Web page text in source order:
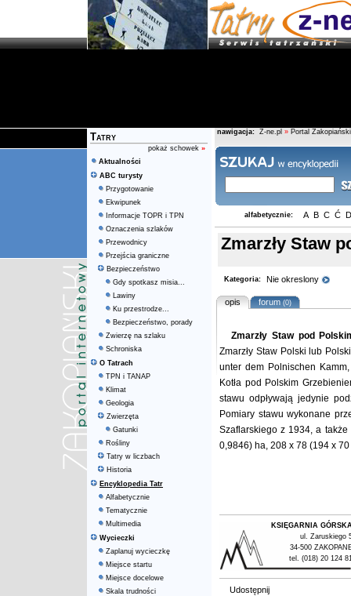
Tatry
pokaż schowek »
Aktualności
ABC turysty
Przygotowanie
Ekwipunek
Informacje TOPR i TPN
Oznaczenia szlaków
Przewodnicy
Przejścia graniczne
Bezpieczeństwo
Gdy spotkasz misia...
Lawiny
Ku przestrodze...
Bezpieczeństwo, porady
Zwierzę na szlaku
Schroniska
O Tatrach
TPN i TANAP
Klimat
Geologia
Zwierzęta
Gatunki
Rośliny
Tatry w liczbach
Historia
Encyklopedia Tatr
Alfabetycznie
Tematycznie
Multimedia
Wycieczki
Zaplanuj wycieczkę
Miejsce startu
Miejsce docelowe
Skala trudności
nawigacja: Z-ne.pl » Portal Zakopiański
alfabetycznie: A B C Ć D
Zmarzły Staw
Kategoria: Nie okreslony
opis forum(0)
Zmarzły Staw pod
Zmarzły Staw Polski lub
unter dem Polnischen
Kotła pod Polskim
stawu odpływają jedynie
Pomiary stawu wykonane
Szaflarskiego z 1934, a
0,9846) ha, 208 x 78 (194 x 70
KSIĘGARNIA
ul. Zaruskiego
34-500
tel. (018) 20 124
Udostępnij